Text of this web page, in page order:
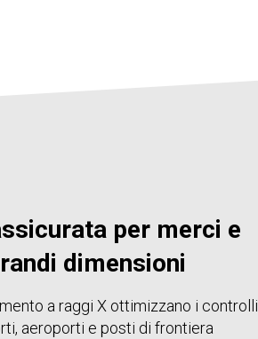
per merci e
dimensioni
a raggi X ottimizzano i controlli
aeroporti e posti di frontiera